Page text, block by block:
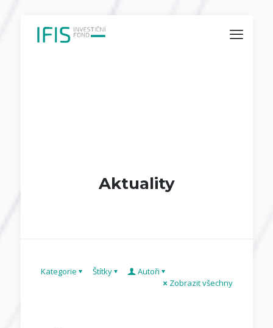
Aktuality
Kategorie Štítky
Autoři
Zobrazit všechny